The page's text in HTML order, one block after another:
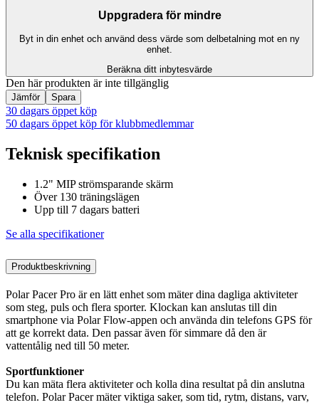
Uppgradera för mindre
Byt in din enhet och använd dess värde som delbetalning mot en ny
enhet.
Beräkna ditt inbytesvärde
Den här produkten är inte tillgänglig
Jämför Spara
30 dagars öppet köp
50 dagars öppet köp för klubbmedlemmar
Teknisk specifikation
1.2" MIP strömsparande skärm
Över 130 träningslägen
Upp till 7 dagars batteri
Se alla specifikationer
Produktbeskrivning
Polar Pacer Pro är en lätt enhet som mäter dina dagliga aktiviteter
som steg, puls och flera sporter. Klockan kan anslutas till din
smartphone via Polar Flow-appen och använda din telefons GPS för
att ge korrekt data. Den passar även för simmare då den är
vattentålig ned till 50 meter.
Sportfunktioner
Du kan mäta flera aktiviteter och kolla dina resultat på din anslutna
telefon. Polar Pacer mäter viktiga saker, som tid, rytm, distans, varv,